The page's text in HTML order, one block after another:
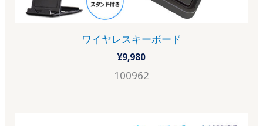
ワイヤレスキーボード
¥9,980
100962